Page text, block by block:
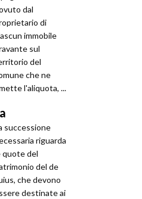
dal
di
immobile
sul
del
che ne
l'aliquota, ...
successione
riguarda
quote del
del de
che devono
destinate ai